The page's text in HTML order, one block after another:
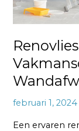
februari 1, 2024
Een ervaren